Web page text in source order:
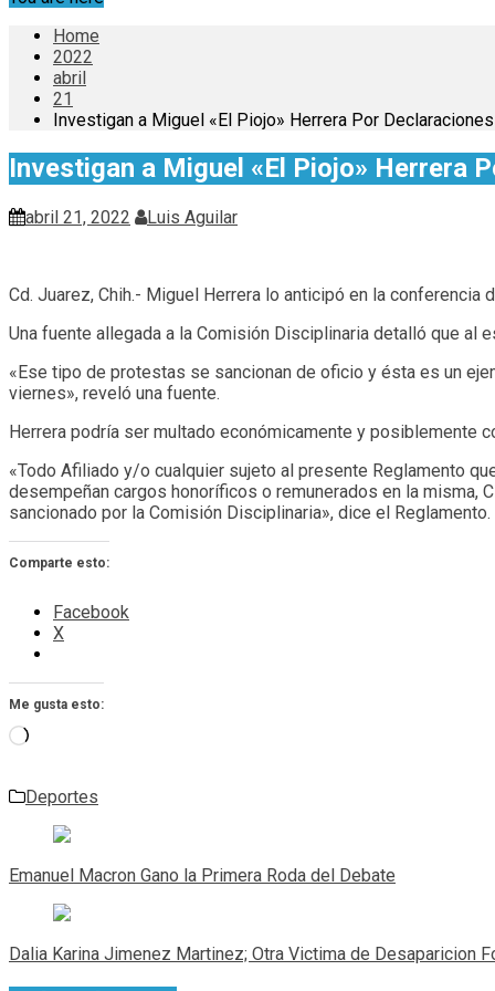
Home
2022
abril
21
Investigan a Miguel «El Piojo» Herrera Por
Investigan a Miguel «El Piojo» Herrera
abril 21, 2022 Luis Aguilar
Cd. Juarez, Chih.- Miguel Herrera lo anticipó en la
Una fuente allegada a la Comisión Disciplinaria detalló que al
«Ese tipo de protestas se sancionan de oficio y ésta es un
viernes», reveló una fuente.
Herrera podría ser multado económicamente y posiblemente
«Todo Afiliado y/o cualquier sujeto al presente Reglamento
desempeñan cargos honoríficos o remunerados en la misma,
sancionado por la Comisión Disciplinaria», dice el Reglamento.
Comparte esto:
Facebook
X
Me gusta esto:
Cargando...
Deportes
Navegación
de
entradas
Emanuel Macron Gano la Primera Roda del Debate
Dalia Karina Jimenez Martinez; Otra Victima de Desaparicion